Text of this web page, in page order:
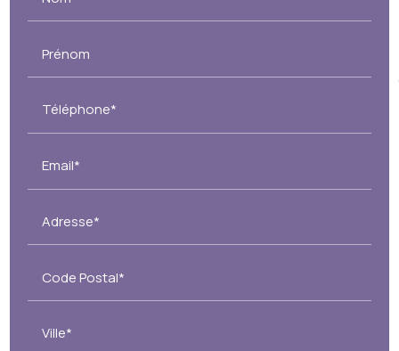
Prénom
Téléphone*
Email*
Adresse*
Code Postal*
Ville*